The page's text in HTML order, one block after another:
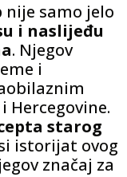
nije samo jelo
i naslijeđu
. Njegov
i
Hercegovine.
starog
istorijat ovog
značaj za